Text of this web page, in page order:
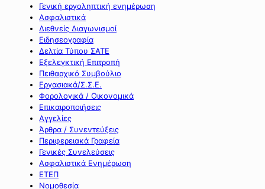
Γενική εργοληπτική ενημέρωση
Ασφαλιστικά
Διεθνείς Διαγωνισμοί
Ειδησεογραφία
Δελτία Τύπου ΣΑΤΕ
Εξελεγκτική Επιτροπή
Πειθαρχικό Συμβούλιο
Εργασιακά/Σ.Σ.Ε.
Φορολογικά / Οικονομικά
Επικαιροποιήσεις
Αγγελίες
Άρθρα / Συνεντεύξεις
Περιφερειακά Γραφεία
Γενικές Συνελεύσεις
Ασφαλιστικά Ενημέρωση
ΕΤΕΠ
Νομοθεσία